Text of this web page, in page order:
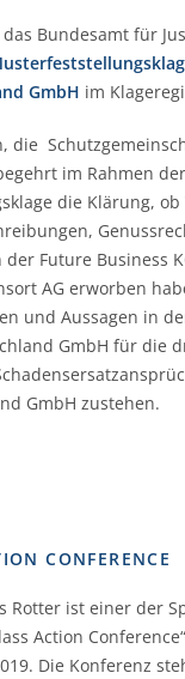
Bundesamt für
GmbH im
die
im Rahmen der
die Klärung,
Future Business
AG erworben
und Aussagen in
GmbH für die
GmbH zustehen.
CONFERENCE
Rotter ist einer der
Action
Die Konferenz